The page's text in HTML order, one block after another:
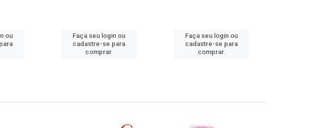
ou
Faça seu login ou
cadastre-se para
comprar.
Faça seu login ou
cadastre-se para
comprar.